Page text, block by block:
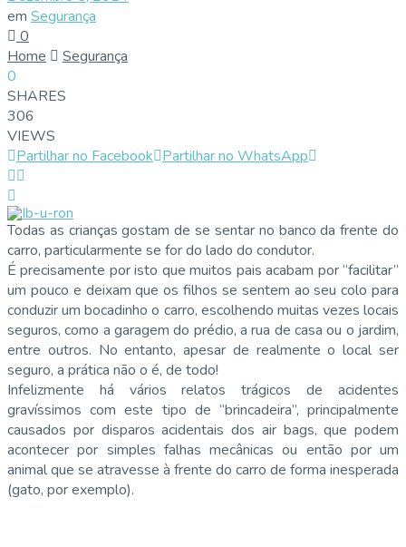
em Segurança
0
Home
Segurança
0
SHARES
306
VIEWS
Partilhar no Facebook Partilhar no WhatsApp
Todas as crianças gostam de se sentar no banco da frente do
carro, particularmente se for do lado do condutor.
É precisamente por isto que muitos pais acabam por “facilitar”
um pouco e deixam que os filhos se sentem ao seu colo para
conduzir um bocadinho o carro, escolhendo muitas vezes locais
seguros, como a garagem do prédio, a rua de casa ou o jardim,
entre outros. No entanto, apesar de realmente o local ser
seguro, a prática não o é, de todo!
Infelizmente há vários relatos trágicos de acidentes
gravíssimos com este tipo de “brincadeira”, principalmente
causados por disparos acidentais dos air bags, que podem
acontecer por simples falhas mecânicas ou então por um
animal que se atravesse à frente do carro de forma inesperada
(gato, por exemplo).